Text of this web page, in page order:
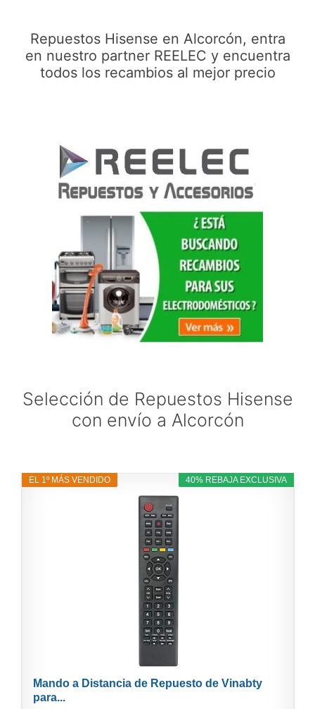
Repuestos Hisense en Alcorcón, entra
en nuestro partner REELEC y encuentra
todos los recambios al mejor precio
Selección de Repuestos Hisense
con envío a Alcorcón
40% REBAJA EXCLUSIVA
EL 1º MÁS VENDIDO
Mando a Distancia de Repuesto de Vinabty
para...